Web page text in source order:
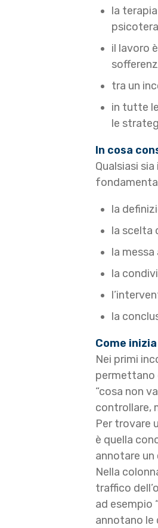
la
il lavoro
tra un
in tutte
le
In cosa
Qualsiasi
la
la scelta
la
la
la
Come
Nei primi
permettano
“cosa non
controllare,
Per trovare
è quella
annotare
Nella
traffico
ad esempio
annotano le